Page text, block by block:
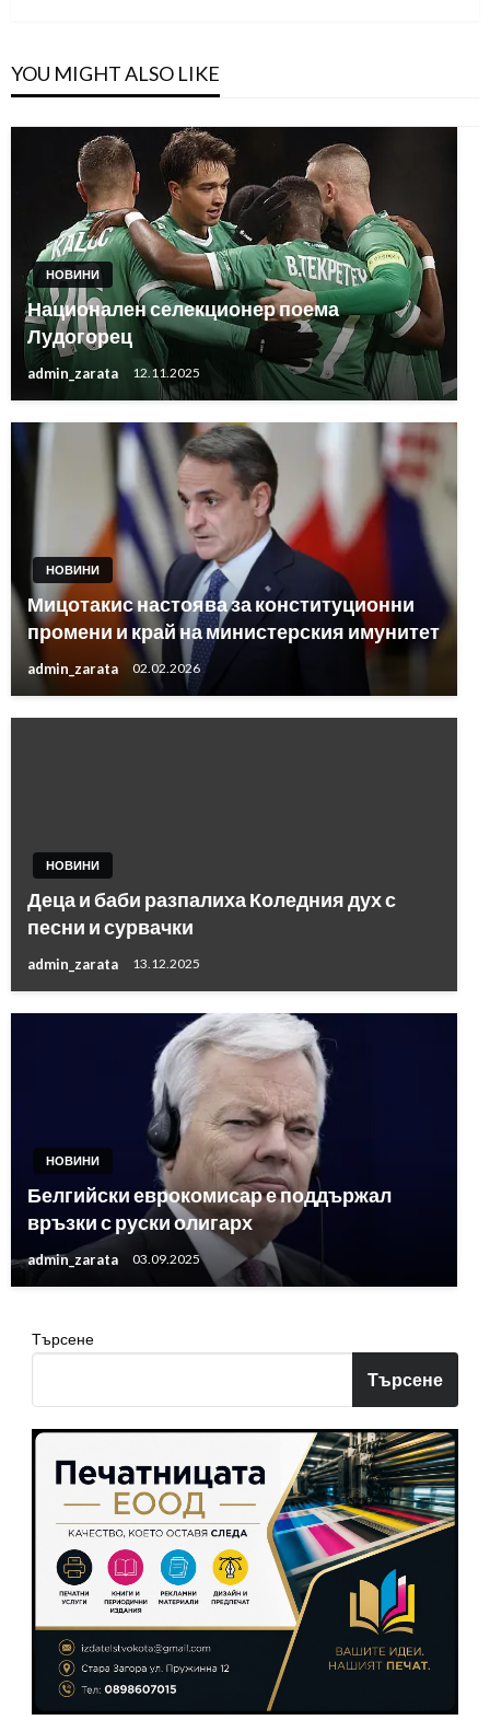
YOU MIGHT ALSO LIKE
НОВИНИ
Национален селекционер поема
Лудогорец
admin_zarata 12.11.2025
НОВИНИ
Мицотакис настоява за конституционни
промени и край на министерския имунитет
admin_zarata 02.02.2026
НОВИНИ
Деца и баби разпалиха Коледния дух с
песни и сурвачки
admin_zarata 13.12.2025
НОВИНИ
Белгийски еврокомисар е поддържал
връзки с руски олигарх
admin_zarata 03.09.2025
Търсене
Търсене